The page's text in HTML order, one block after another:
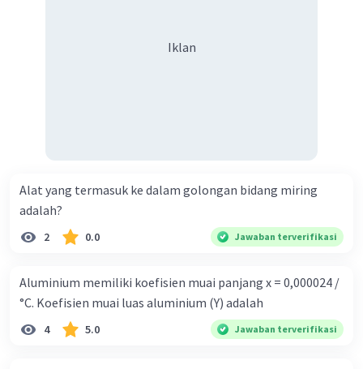
Iklan
Alat yang termasuk ke dalam golongan bidang miring
adalah?
2 0.0 Jawaban terverifikasi
Aluminium memiliki koefisien muai panjang x = 0,000024 /
°C. Koefisien muai luas aluminium (Y) adalah
4 5.0 Jawaban terverifikasi